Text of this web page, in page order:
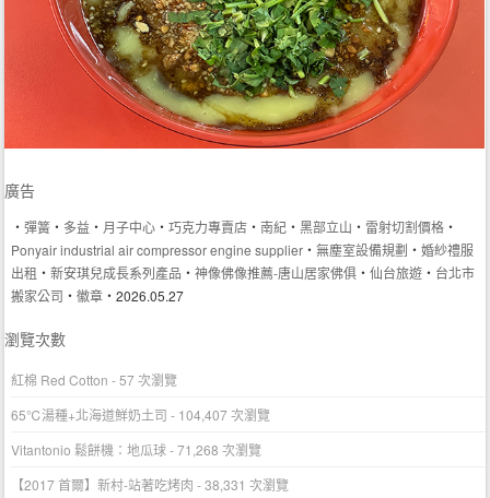
廣告
‧彈簧 ‧ 多益 ‧ 月子中心 ‧巧克力專賣店 ‧南紀 ‧黑部立山 ‧ 雷射切割價格 ‧
Ponyair industrial air compressor engine supplier ‧無塵室設備規劃 ‧婚紗禮服
出租 ‧新安琪兒成長系列產品 ‧神像佛像推薦-唐山居家佛俱 ‧仙台旅遊 ‧ 台北市
搬家公司 ‧徽章 ‧2026.05.27
瀏覽次數
紅棉 Red Cotton - 57 次瀏覽
65℃湯種+北海道鮮奶土司 - 104,407 次瀏覽
Vitantonio 鬆餅機：地瓜球- 71,268 次瀏覽
【2017 首爾】新村-站著吃烤肉 - 38,331 次瀏覽